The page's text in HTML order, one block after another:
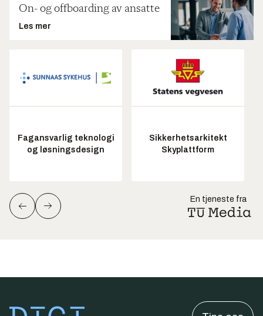
On- og offboarding av ansatte
Les mer
Fagansvarlig teknologi
og løsningsdesign
Sikkerhetsarkitekt
Skyplattform
En tjeneste fra